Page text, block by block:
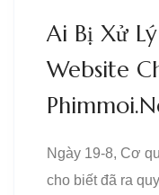
Ai Bị Xử
Website
Ngày 19-8, Cơ
cho biết đã ra